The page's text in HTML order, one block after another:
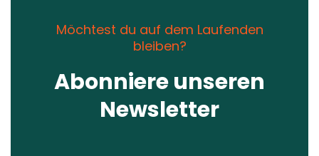
Möchtest du auf dem Laufenden
bleiben?
Abonniere unseren
Newsletter